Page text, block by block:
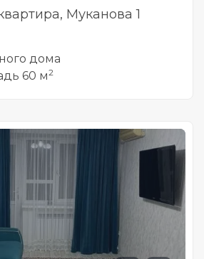
Муканова 1
дома
60 м2